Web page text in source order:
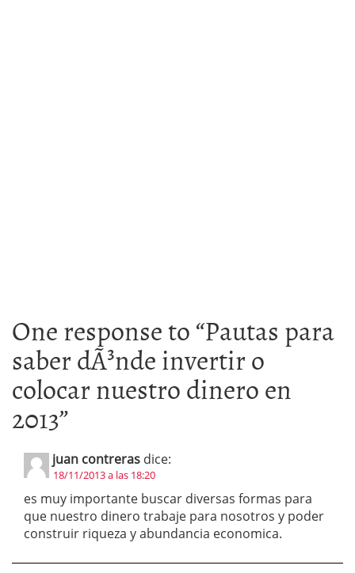
One response to “Pautas para
saber dÃ³nde invertir o
colocar nuestro dinero en
2013”
juan contreras dice:
18/11/2013 a las 18:20
es muy importante buscar diversas formas para
que nuestro dinero trabaje para nosotros y poder
construir riqueza y abundancia economica.